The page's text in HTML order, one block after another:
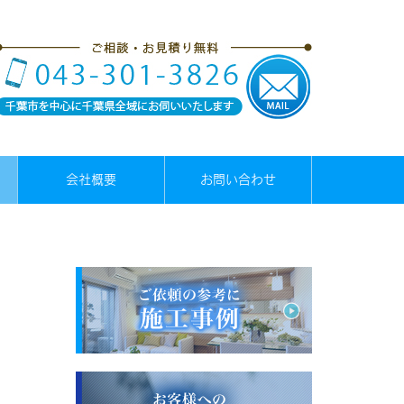
会社概要 お問い合わせ